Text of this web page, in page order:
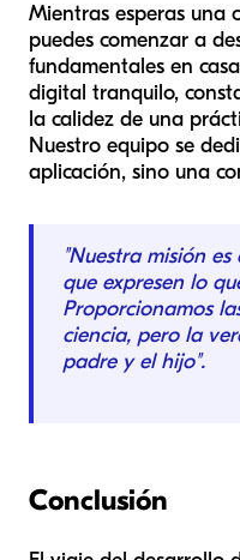
Mientras esperas una
puedes comenzar a
fundamentales en
digital tranquilo,
la calidez de una
Nuestro equipo se
aplicación, sino una
"Nuestra misión
que expresen lo
Proporcionamos
ciencia, pero la
padre y el hijo".
Conclusión